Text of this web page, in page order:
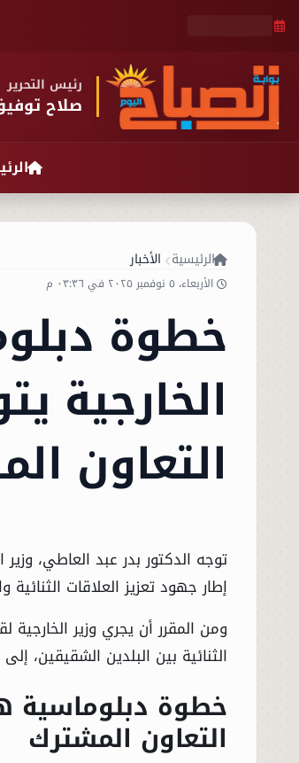
رئيس التحرير
صلاح
الرئيسية الأخبار
الأربعاء، ٥ نوفمبر ٢٠٢٥ في ٠٣:٣٦ م
خطوة
الخارجية
التعاون
توجه الدكتور بدر عبد العاطي، وزير
إطار جهود تعزيز العلاقات
ومن المقرر أن يجري وزير
الثنائية بين البلدين الشقيقين،
خطوة دبلوماسية
التعاون المشترك